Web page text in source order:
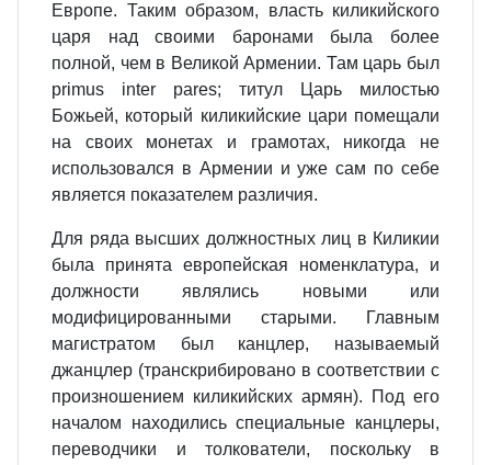
Европе. Таким образом, власть киликийского
царя над своими баронами была более
полной, чем в Великой Армении. Там царь был
primus inter pares; титул Царь милостью
Божьей, который киликийские цари помещали
на своих монетах и грамотах, никогда не
использовался в Армении и уже сам по себе
является показателем различия.
Для ряда высших должностных лиц в Киликии
была принята европейская номенклатура, и
должности являлись новыми или
модифицированными старыми. Главным
магистратом был канцлер, называемый
джанцлер (транскрибировано в соответствии с
произношением киликийских армян). Под его
началом находились специальные канцлеры,
переводчики и толкователи, поскольку в